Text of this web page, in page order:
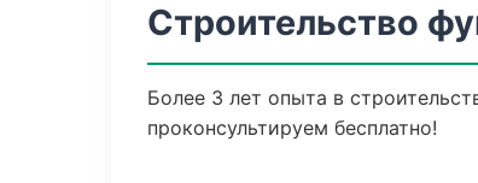
Строительство
Более 3 лет опыта в
проконсультируем бесплатно!